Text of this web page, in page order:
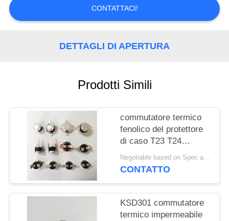
NOTIZIE
DEL
SITO
PRIVACY
POLICY
CONTATTACI!
DETTAGLI DI APERTURA
Prodotti Simili
commutatore termico
fenolico del protettore
di caso T23 T24
KSD301 del VDE
dell'UL TUV di 16A
Negotiable based on Spec and Qty. MOQ:1000pcs
CONTATTO
KSD301 commutatore
termico impermeabile